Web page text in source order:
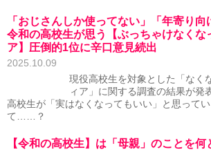
「おじさんしか使ってない」「年寄り
令和の高校生が思う【ぶっちゃけなくな
ア】圧倒的1位に辛口意見続出
2025.10.09
現役高校生を対象とした「なく
ィア」に関する調査の結果が発
高校生が「実はなくなってもいい」と思って
て……？
【令和の高校生】は「母親」のことを何